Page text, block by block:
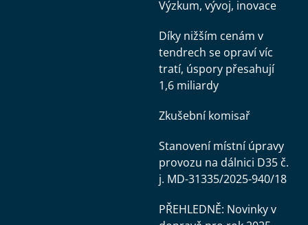
Výzkum, vývoj, inovace
Díky nižším cenám v
tendrech se opraví víc
tratí, úspory přesahují
1,6 miliardy
Zkušební komisař
Stanovení místní úpravy
provozu na dálnici D35 č.
j. MD-31335/2025-940/18
PŘEHLEDNĚ: Novinky v